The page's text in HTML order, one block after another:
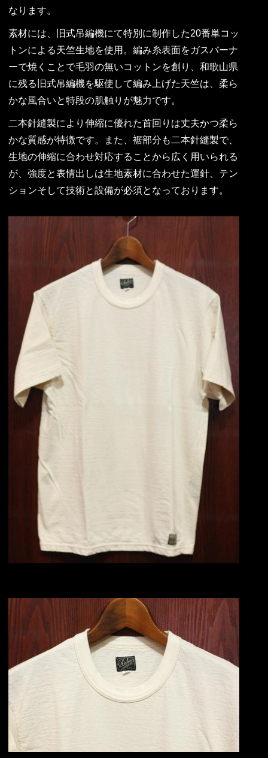
なります。
素材には、旧式吊編機にて特別に制作した20番単コッ
トンによる天竺生地を使用。編み糸表面をガスバーナ
ーで焼くことで毛羽の無いコットンを創り、和歌山県
に残る旧式吊編機を駆使して編み上げた天竺は、柔ら
かな風合いと特段の肌触りが魅力です。
二本針縫製により伸縮に優れた首回りは丈夫かつ柔ら
かな質感が特徴です。また、裾部分も二本針縫製で、
生地の伸縮に合わせ対応することから広く用いられる
が、強度と表情出しは生地素材に合わせた運針、テン
ションそして技術と設備が必須となっております。